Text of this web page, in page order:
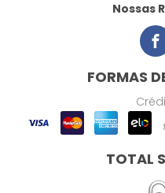
Nossas
FORMAS
TOTAL